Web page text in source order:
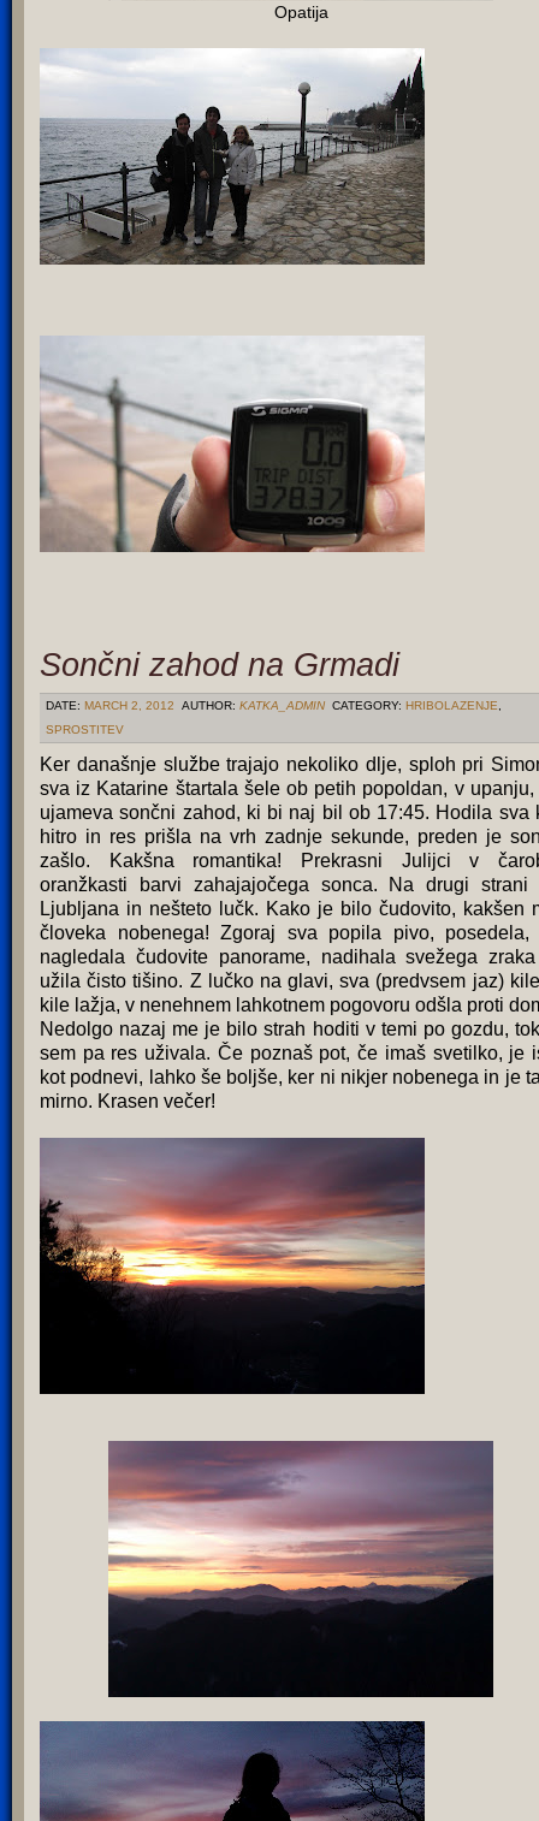
Opatija
Sončni zahod na Grmadi
DATE: MARCH 2, 2012 AUTHOR: KATKA_ADMIN CATEGORY: HRIBOLAZENJE,
SPROSTITEV
Ker današnje službe trajajo nekoliko dlje, sploh pri
sva iz Katarine štartala šele ob petih popoldan, v upanju,
ujameva sončni zahod, ki bi naj bil ob 17:45. Hodila sva
hitro in res prišla na vrh zadnje sekunde, preden je
zašlo. Kakšna romantika! Prekrasni Julijci v
oranžkasti barvi zahajajočega sonca. Na drugi strani
Ljubljana in nešteto lučk. Kako je bilo čudovito, kakšen
človeka nobenega! Zgoraj sva popila pivo, posedela,
nagledala čudovite panorame, nadihala svežega
užila čisto tišino. Z lučko na glavi, sva (predvsem jaz)
kile lažja, v nenehnem lahkotnem pogovoru odšla proti
Nedolgo nazaj me je bilo strah hoditi v temi po gozdu,
sem pa res uživala. Če poznaš pot, če imaš svetilko, je
kot podnevi, lahko še boljše, ker ni nikjer nobenega in je
mirno. Krasen večer!